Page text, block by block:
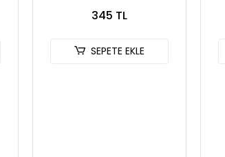
345 TL
SEPETE EKLE